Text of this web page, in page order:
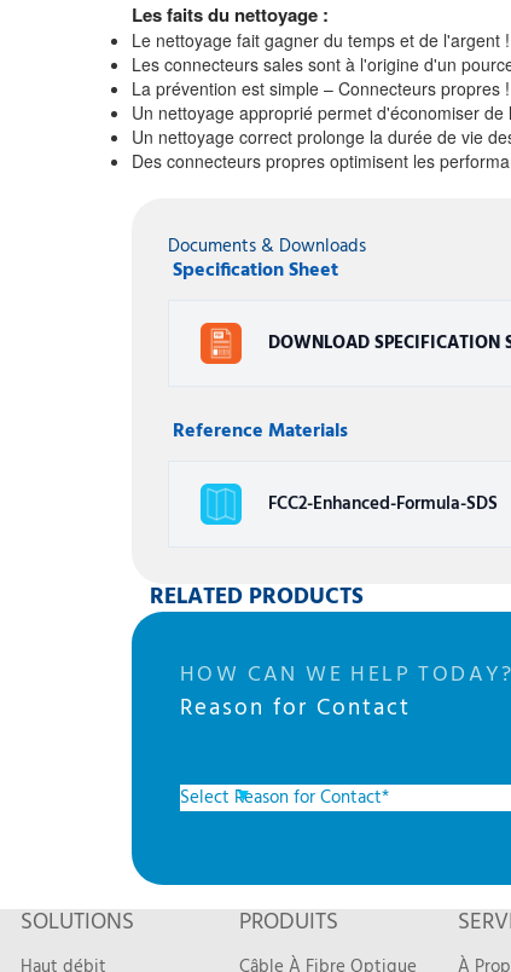
Les faits du nettoyage :
Le nettoyage fait gagner du temps et de l'argent !
Les connecteurs sales sont à l'origine d'un
La prévention est simple – Connecteurs propres !
Un nettoyage approprié permet d'économiser de
Un nettoyage correct prolonge la durée de vie
Des connecteurs propres optimisent les
Documents & Downloads
Specification Sheet
DOWNLOAD SPECIFICATION
Reference Materials
FCC2-Enhanced-Formula-SDS
RELATED PRODUCTS
HOW CAN WE HELP TODAY?
Reason for Contact
SOLUTIONS PRODUITS